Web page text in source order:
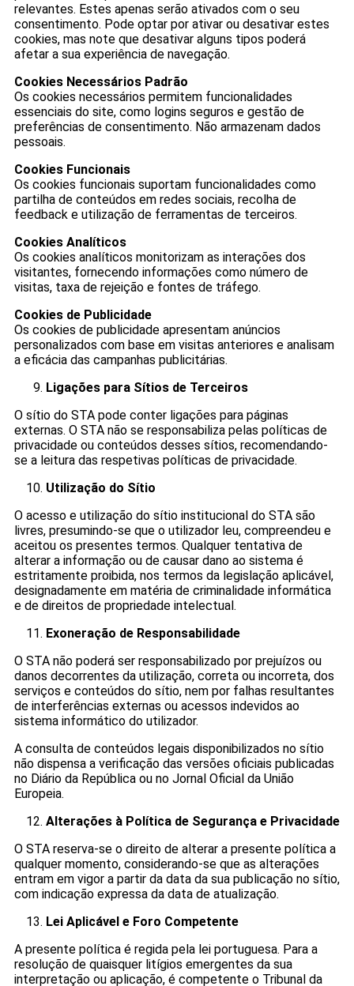
relevantes. Estes apenas serão ativados com o seu
consentimento. Pode optar por ativar ou desativar estes
cookies, mas note que desativar alguns tipos poderá
afetar a sua experiência de navegação.
Cookies Necessários Padrão
Os cookies necessários permitem funcionalidades
essenciais do site, como logins seguros e gestão de
preferências de consentimento. Não armazenam dados
pessoais.
Cookies Funcionais
Os cookies funcionais suportam funcionalidades como
partilha de conteúdos em redes sociais, recolha de
feedback e utilização de ferramentas de terceiros.
Cookies Analíticos
Os cookies analíticos monitorizam as interações dos
visitantes, fornecendo informações como número de
visitas, taxa de rejeição e fontes de tráfego.
Cookies de Publicidade
Os cookies de publicidade apresentam anúncios
personalizados com base em visitas anteriores e analisam
a eficácia das campanhas publicitárias.
Ligações para Sítios de Terceiros
O sítio do STA pode conter ligações para páginas
externas. O STA não se responsabiliza pelas políticas de
privacidade ou conteúdos desses sítios, recomendando-
se a leitura das respetivas políticas de privacidade.
Utilização do Sítio
O acesso e utilização do sítio institucional do STA são
livres, presumindo-se que o utilizador leu, compreendeu e
aceitou os presentes termos. Qualquer tentativa de
alterar a informação ou de causar dano ao sistema é
estritamente proibida, nos termos da legislação aplicável,
designadamente em matéria de criminalidade informática
e de direitos de propriedade intelectual.
Exoneração de Responsabilidade
O STA não poderá ser responsabilizado por prejuízos ou
danos decorrentes da utilização, correta ou incorreta, dos
serviços e conteúdos do sítio, nem por falhas resultantes
de interferências externas ou acessos indevidos ao
sistema informático do utilizador.
A consulta de conteúdos legais disponibilizados no sítio
não dispensa a verificação das versões oficiais publicadas
no Diário da República ou no Jornal Oficial da União
Europeia.
Alterações à Política de Segurança e Privacidade
O STA reserva-se o direito de alterar a presente política a
qualquer momento, considerando-se que as alterações
entram em vigor a partir da data da sua publicação no sítio,
com indicação expressa da data de atualização.
Lei Aplicável e Foro Competente
A presente política é regida pela lei portuguesa. Para a
resolução de quaisquer litígios emergentes da sua
interpretação ou aplicação, é competente o Tribunal da